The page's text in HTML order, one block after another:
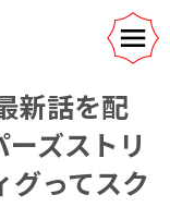
新話を配
ズストリ
グってスク